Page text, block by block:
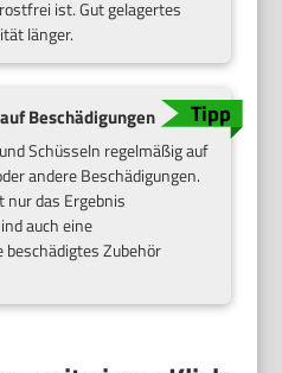
ist. Gut gelagertes
länger.
Beschädigungen
Schüsseln regelmäßig auf
andere Beschädigungen.
nur das Ergebnis
auch eine
Zubehör